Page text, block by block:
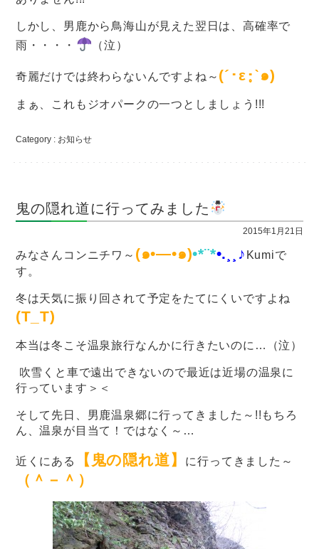
しかし、男鹿から鳥海山が見えた翌日は、高確率で
雨・・・・
（泣）
奇麗だけでは終わらないんですよね～ (´･ε･̥ˋ๑)
まぁ、これもジオパークの一つとしましょう!!!
Category : お知らせ
鬼の隠れ道に行ってみました
2015年1月21日
みなさんコンニチワ～ (๑•―•๑)•*¨*•.¸¸♪ Kumiで
す。
冬は天気に振り回されて予定をたてにくいですよね
(T_T)
本当は冬こそ温泉旅行なんかに行きたいのに…（泣）
吹雪くと車で遠出できないので最近は近場の温泉に
行っています＞＜
そして先日、男鹿温泉郷に行ってきました～!!もちろ
ん、温泉が目当て！ではなく～…
近くにある 【鬼の隠れ道】 に行ってきました～
（＾－＾）